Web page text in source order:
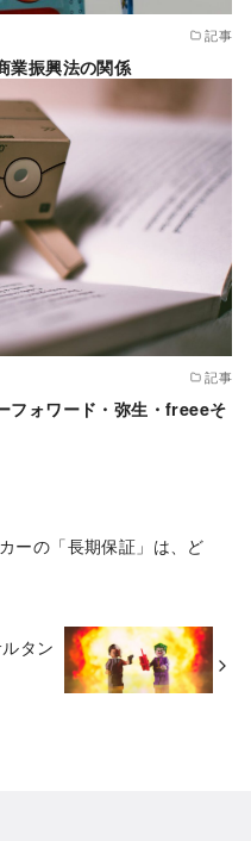
記事
業振興法の関係
記事
フォワード・弥生・freeeそ
ーの「長期保証」は、ど
タン